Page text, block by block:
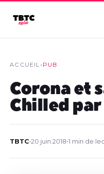
ACCUEIL› PUB
Corona et
Chilled
TBTC•20 juin 2018•1 min de